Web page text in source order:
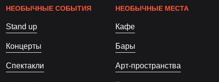
НЕОБЫЧНЫЕ СОБЫТИЯ
Stand up
Концерты
Спектакли
НЕОБЫЧНЫЕ МЕСТА
Кафе
Бары
Арт-пространства